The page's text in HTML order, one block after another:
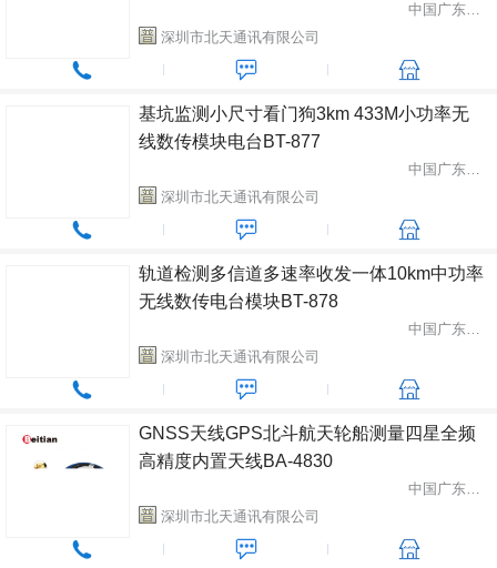
中国广东省深圳市
深圳市北天通讯有限公司
基坑监测小尺寸看门狗3km 433M小功率无
线数传模块电台BT-877
中国广东省深圳市
深圳市北天通讯有限公司
轨道检测多信道多速率收发一体10km中功率
无线数传电台模块BT-878
中国广东省深圳市
深圳市北天通讯有限公司
GNSS天线GPS北斗航天轮船测量四星全频
高精度内置天线BA-4830
中国广东省深圳市
深圳市北天通讯有限公司